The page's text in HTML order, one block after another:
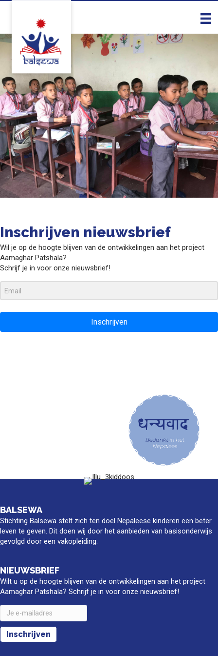
Inschrijven nieuwsbrief
Wil je op de hoogte blijven van de ontwikkelingen aan het project
Aamaghar Patshala?
Schrijf je in voor onze nieuwsbrief!
Inschrijven
BALSEWA
Stichting Balsewa stelt zich ten doel Nepaleese kinderen een beter
leven te geven. Dit doen wij door het aanbieden van basisonderwijs
gevolgd door een vakopleiding.
NIEUWSBRIEF
Wilt u op de hoogte blijven van de ontwikkelingen aan het project
Aamaghar Patshala? Schrijf je in voor onze nieuwsbrief!